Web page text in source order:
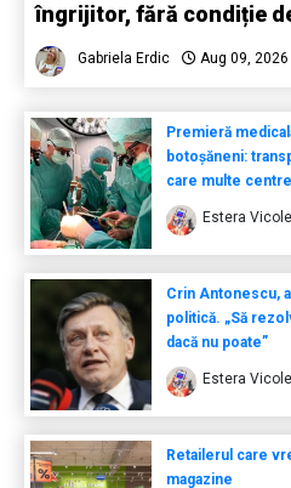
îngrijitor, fără condiție
Gabriela Erdic Aug 09, 2026
Premieră
botoșăneni:
care multe
Estera
Crin Antonescu,
politică. „Să
dacă nu poate”
Estera
Retailerul care
magazine